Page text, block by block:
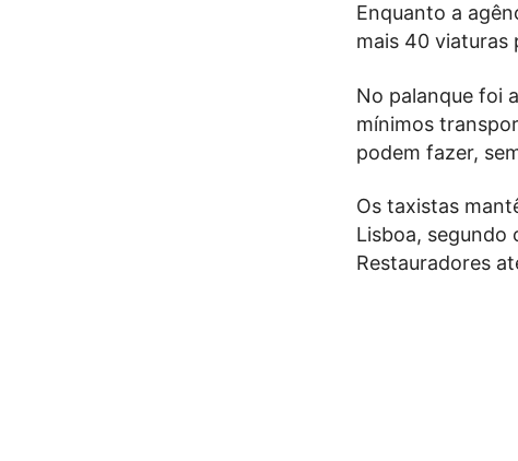
Enquanto a
mais 40 viaturas
No palanque foi
mínimos
podem fazer,
Os taxistas
Lisboa, segundo
Restauradores